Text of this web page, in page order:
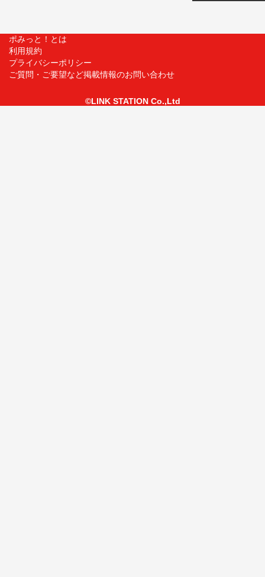
ポみっと！とは
利用規約
プライバシーポリシー
ご質問・ご要望など掲載情報のお問い合わせ
©LINK STATION Co.,Ltd